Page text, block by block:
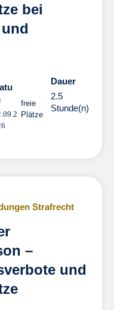
bei
freie
Plätze
Dauer
2.5
Stunde(n)
Strafrecht
–
und